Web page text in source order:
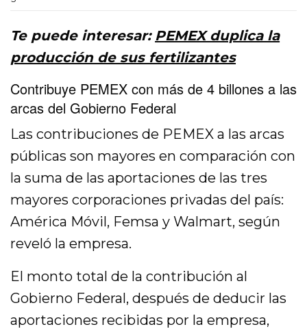
Te puede interesar: PEMEX duplica la
producción de sus fertilizantes
Contribuye PEMEX con más de 4 billones a las
arcas del Gobierno Federal
Las contribuciones de PEMEX a las arcas
públicas son mayores en comparación con
la suma de las aportaciones de las tres
mayores corporaciones privadas del país:
América Móvil, Femsa y Walmart, según
reveló la empresa.
El monto total de la contribución al
Gobierno Federal, después de deducir las
aportaciones recibidas por la empresa,